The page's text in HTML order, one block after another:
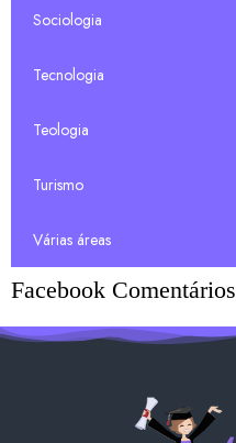
Sociologia
Tecnologia
Teologia
Turismo
Várias áreas
Facebook Comentários